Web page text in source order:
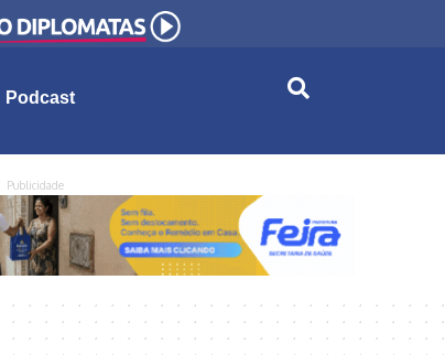
Podcast
Publicidade